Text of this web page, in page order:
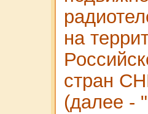
на
стран
(далее -